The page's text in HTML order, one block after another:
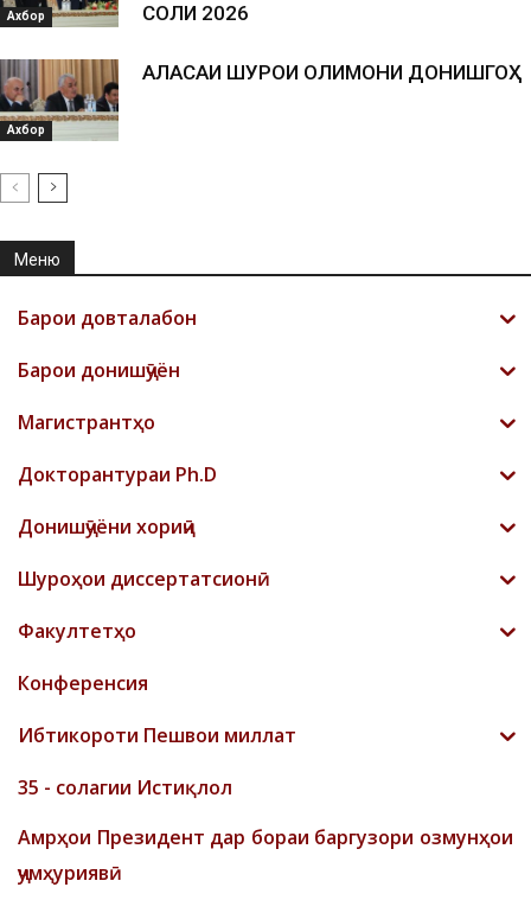
Ахбор
СОЛИ 2026
Ахбор
АЛАСАИ ШУРОИ ОЛИМОНИ ДОНИШГОҲ
Меню
Барои довталабон
Барои донишҷӯён
Магистрантҳо
Докторантураи Ph.D
Донишҷӯёни хориҷӣ
Шyроҳои диссертатсионӣ
Факултетҳо
Конференсия
Ибтикороти Пешвои миллат
35 - солагии Истиқлол
Амрҳои Президент дар бораи баргузори озмунҳои
ҷумҳуриявӣ